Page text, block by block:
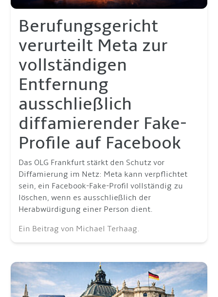
Berufungsgericht
verurteilt Meta zur
vollständigen
Entfernung
ausschließlich
diffamierender Fake-
Profile auf Facebook
Das OLG Frankfurt stärkt den Schutz vor
Diffamierung im Netz: Meta kann verpflichtet
sein, ein Facebook-Fake-Profil vollständig zu
löschen, wenn es ausschließlich der
Herabwürdigung einer Person dient.
Ein Beitrag von Michael Terhaag.